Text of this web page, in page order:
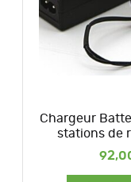
Chargeur
stations de